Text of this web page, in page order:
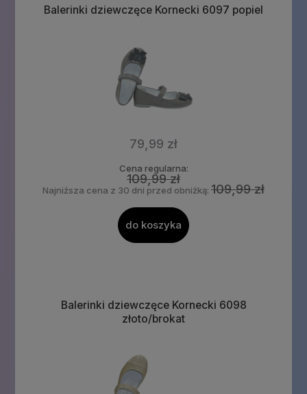
Balerinki dziewczęce Kornecki 6097 popiel
79,99 zł
Cena regularna:
109,99 zł
Najniższa cena z 30 dni przed obniżką: 109,99 zł
do koszyka
Balerinki dziewczęce Kornecki 6098
złoto/brokat